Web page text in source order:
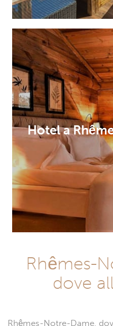
Hotel a
Rhêmes-
dove
Rhêmes-Notre-Dame,